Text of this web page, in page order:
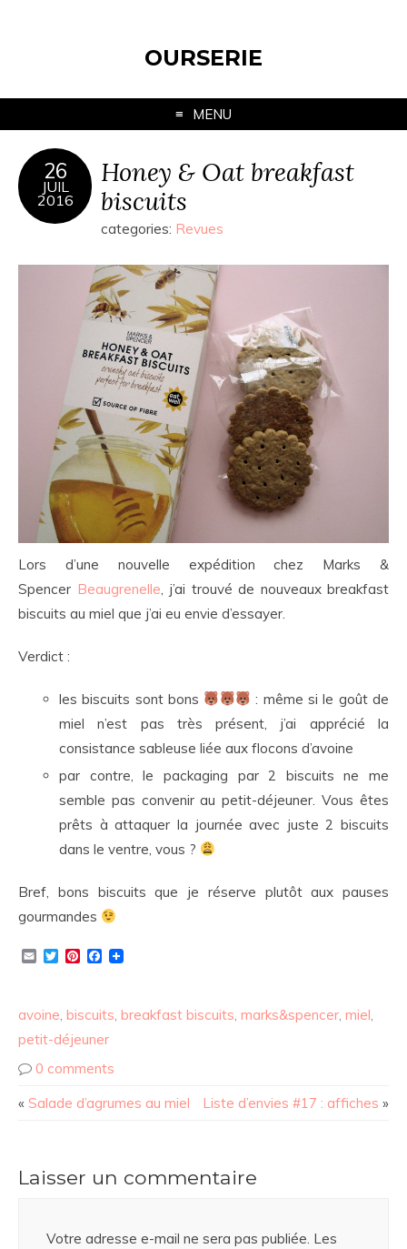
OURSERIE
MENU
26
JUIL
2016
Honey & Oat breakfast
biscuits
categories: Revues
Lors d’une nouvelle expédition chez Marks &
Spencer Beaugrenelle, j’ai trouvé de nouveaux breakfast
biscuits au miel que j’ai eu envie d’essayer.
Verdict :
les biscuits sont bons
: même si le goût de
miel n’est pas très présent, j’ai apprécié la
consistance sableuse liée aux flocons d’avoine
par contre, le packaging par 2 biscuits ne me
semble pas convenir au petit-déjeuner. Vous êtes
prêts à attaquer la journée avec juste 2 biscuits
dans le ventre, vous ?
Bref, bons biscuits que je réserve plutôt aux pauses
gourmandes
EmailTwitterPinterestFacebook
avoine, biscuits, breakfast biscuits, marks&spencer, miel,
petit-déjeuner
0 comments
« Salade d’agrumes au miel Liste d’envies #17 : affiches »
Laisser un commentaire
Votre adresse e-mail ne sera pas publiée. Les